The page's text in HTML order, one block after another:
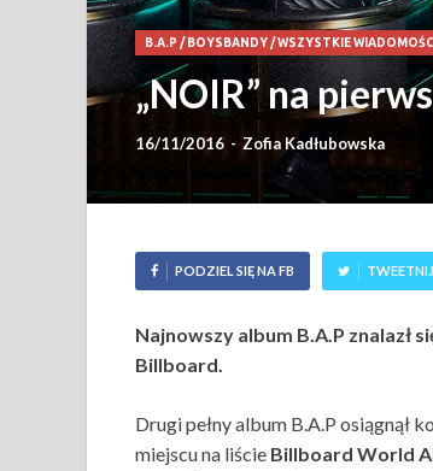
B.A.P / BOYSBANDY/WSZYSTKIE WIADOMOŚCI
„NOIR” na
16/11/2016 - Zofia Kadłubowska
PODZIEL SIĘ NA FB TWEETNIJ
Najnowszy album B.A.P znalazł
Billboard.
Drugi pełny album B.A.P osiągnął
miejscu na liście Billboard World